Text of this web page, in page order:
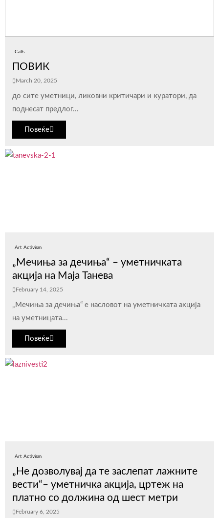
Calls
ПОВИК
March 20, 2025
до сите уметници, ликовни критичари и куратори, да
поднесат предлог...
Повеќе
Art Activism
„Мечиња за дечиња“ – уметничката
акција на Маја Танева
February 14, 2025
„Мечиња за дечиња“ е насловот на уметничката акција
на уметницата...
Повеќе
Art Activism
„Не дозволувај да те заслепат лажните
вести“– уметничка акција, цртеж на
платно со должина од шест метри
February 6, 2025